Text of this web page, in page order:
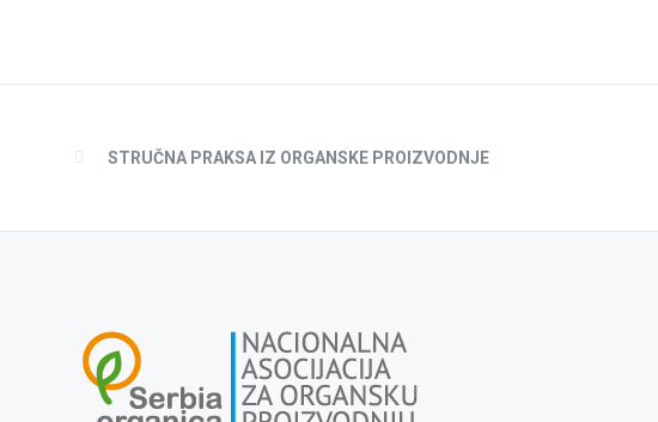
STRUČNA PRAKSA IZ ORGANSKE PROIZVODNJE